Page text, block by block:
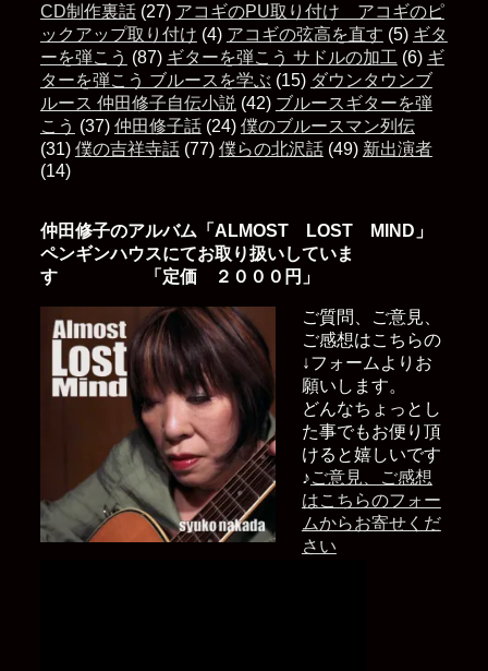
CD制作裏話(27) アコギのPU取り付け アコギのピ
ックアップ取り付け (4) アコギの弦高を直す (5) ギタ
ーを弾こう (87) ギターを弾こう サドルの加工 (6) ギ
ターを弾こう ブルースを学ぶ (15) ダウンタウンブ
ルース 仲田修子自伝小説 (42) ブルースギターを弾
こう (37) 仲田修子話(24) 僕のブルースマン列伝
(31) 僕の吉祥寺話(77) 僕らの北沢話(49) 新出演者
(14)
仲田修子のアルバム「ALMOST LOST MIND」
ペンギンハウスにてお取り扱いしていま
す 「定価 ２０００円」
ご質問、ご意見、
ご感想はこちらの
↓フォームよりお
願いします。
どんなちょっとし
た事でもお便り頂
けると嬉しいです
♪ご意見、ご感想
はこちらのフォー
ムからお寄せくだ
さい